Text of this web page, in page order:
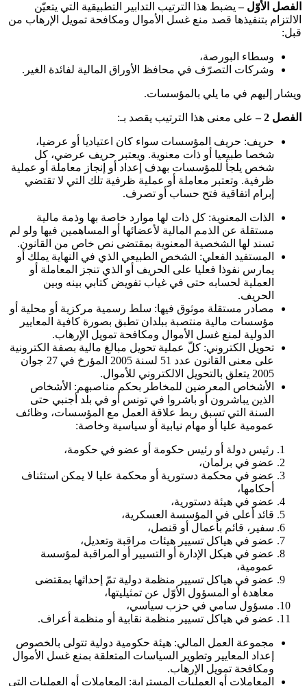
الفصل الأوّل –يضبط هذا الترتيب التدابير التطبيقية التي يتعيّن
الالتزام بتنفيذها قصد منع غسل الأموال ومكافحة تمويل الإرهاب من
قبل:
وسطاء البورصة،
وشركات التصرّف في محافظ الأوراق المالية لفائدة الغير .
ويشار إليهم في ما يلي بالمؤسسات.
الفصل 2 – على معنى هذا الترتيب يقصد بـ:
حريف: حريف المؤسسات سواء كان اعتياديا أو عرضيا،
شخصا طبيعيا أو ذات معنوية. ويعتبر حريف عرضي، كل
شخص يلجأ للمؤسسات بهدف إعداد أو إنجاز معاملة أو عملية
ظرفية. وتعتبر معاملة أو عملية ظرفية تلك التي لا تقتضي
إبرام اتفاقية فتح حساب أو تصرف.
الذات المعنوية: كل ذات لها موارد خاصة بها وذمة مالية
مستقلة عن الذمم المالية لأعضائها أو المساهمين فيها ولو لم
تسند لها الشخصية المعنوية بمقتضى نص خاص من القانون.
المستفيد الفعلي: الشخص الطبيعي الذي في النهاية يملك أو
يمارس نفوذا فعليا على الحريف أو الذي تنجز المعاملة أو
العملية لحسابه حتى في غياب تفويض كتابي بينه وبين
الحريف.
مصادر مستقلة موثوق فيها: سلط رسمية مركزية أو محلية أو
مؤسسات مالية منتصبة ببلدان تطبق بصورة كافية المعايير
الدولية لمنع غسل الأموال ومكافحة تمويل الإرهاب.
تحويل الكتروني: كلّ عملية تحويل مبالغ مالية بصفة الكترونية
على معنى القانون عدد 51 لسنة 2005 المؤرخ في 27 جوان
2005 يتعلق بالتحويل الالكتروني للأموال
.
الأشخاص المعرضين للمخاطر بحكم مناصبهم: الأشخاص
الذين يباشرون أو باشروا في تونس أو في بلد أجنبي حتى
السنة التي تسبق ربط علاقة العمل مع المؤسسات، وظائف
عمومية عليا أو مهام نيابية أو سياسية وخاصة:
رئيس دولة أو رئيس حكومة أو عضو في حكومة،
عضو في برلمان،
عضو في محكمة دستورية أو محكمة عليا لا يمكن استئناف
أحكامها،
عضو في هيئة دستورية،
قائد أعلى في المؤسسة العسكرية،
سفير، قائم بأعمال أو قنصل،
عضو في هياكل تسيير هيئات مراقبة وتعديل،
عضو في هيكل الإدارة أو التسيير أو المراقبة لمؤسسة
عمومية،
عضو في هياكل تسيير منظمة دولية تمّ إحداثها بمقتضى
معاهدة أو المسؤول الأوّل عن تمثيليتها،
مسؤول سامي في حزب سياسي،
عضو في هياكل تسيير منظمة نقابية أو منظمة أعراف.
مجموعة العمل المالي: هيئة حكومية دولية تتولى بالخصوص
إعداد المعايير وتطوير السياسات المتعلقة بمنع غسل الأموال
ومكافحة تمويل الإرهاب.
المعاملات أو العمليات المسترابة: المعاملات أو العمليات التي